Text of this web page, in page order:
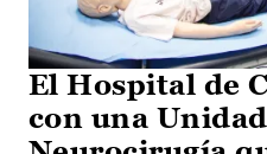
El Hospital de
con una